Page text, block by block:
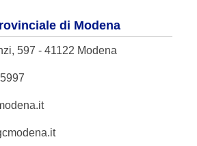
di Modena
597 - 41122 Modena